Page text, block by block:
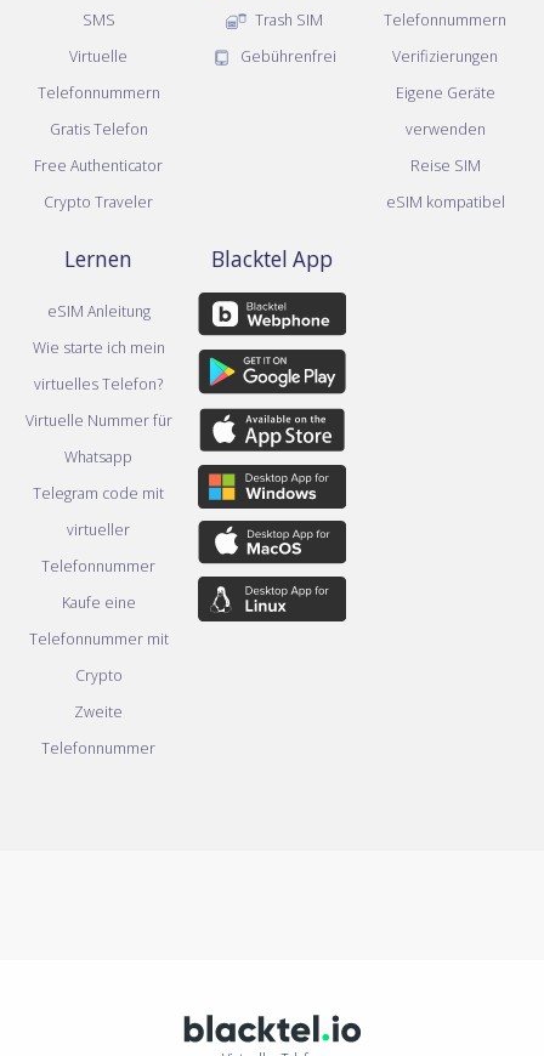
SMS
Virtuelle
Telefonnummern
Gratis Telefon
Free Authenticator
Crypto Traveler
Trash SIM
Gebührenfrei
Telefonnummern
Verifizierungen
Eigene Geräte
verwenden
Reise SIM
eSIM kompatibel
Lernen
eSIM Anleitung
Wie starte ich mein
virtuelles Telefon?
Virtuelle Nummer für
Whatsapp
Telegram code mit
virtueller
Telefonnummer
Kaufe eine
Telefonnummer mit
Crypto
Zweite
Telefonnummer
Blacktel App